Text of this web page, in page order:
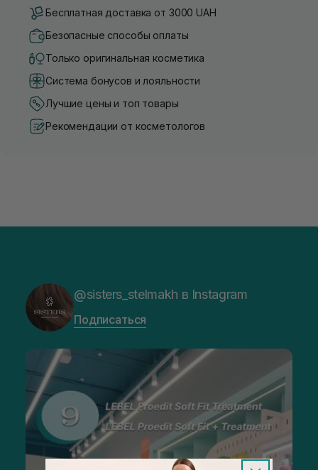
Бесплатная доставка от 3000 UAH
Безопасные способы оплаты
Только оригинальная косметика
Система бонусов и лояльности
Лучшие цены и топ товары
Рекомендации от косметологов
@sisters_stelmakh в Instagram
Подписаться